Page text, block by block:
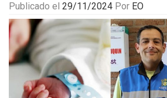
Publicado el 29/11/2024 Por EO